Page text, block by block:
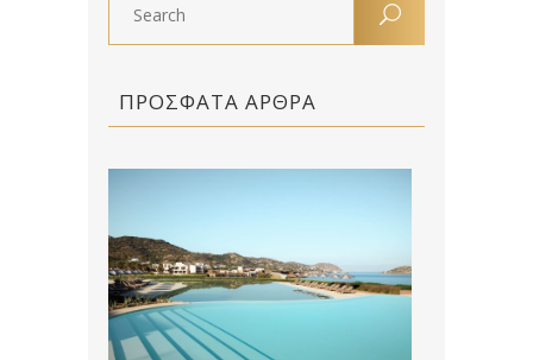
ΠΡΌΣΦΑΤΑ ΆΡΘΡΑ